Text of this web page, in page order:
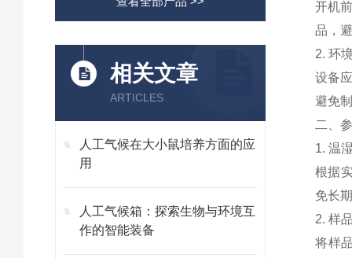
相关文章
ARTICLES
人工气候在大小鼠培养方面的应
用
人工气候箱：探索生物与环境互
作的智能装备
开机
品，
2. 环
设备
避免
二、
1. 温
根据
免长
2. 样
将样